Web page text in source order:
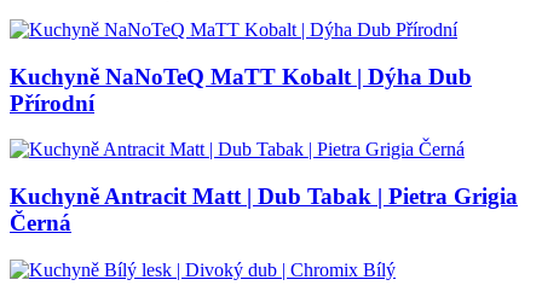
Kuchyně NaNoTeQ MaTT Kobalt | Dýha Dub
Přírodní
Kuchyně Antracit Matt | Dub Tabak | Pietra Grigia
Černá